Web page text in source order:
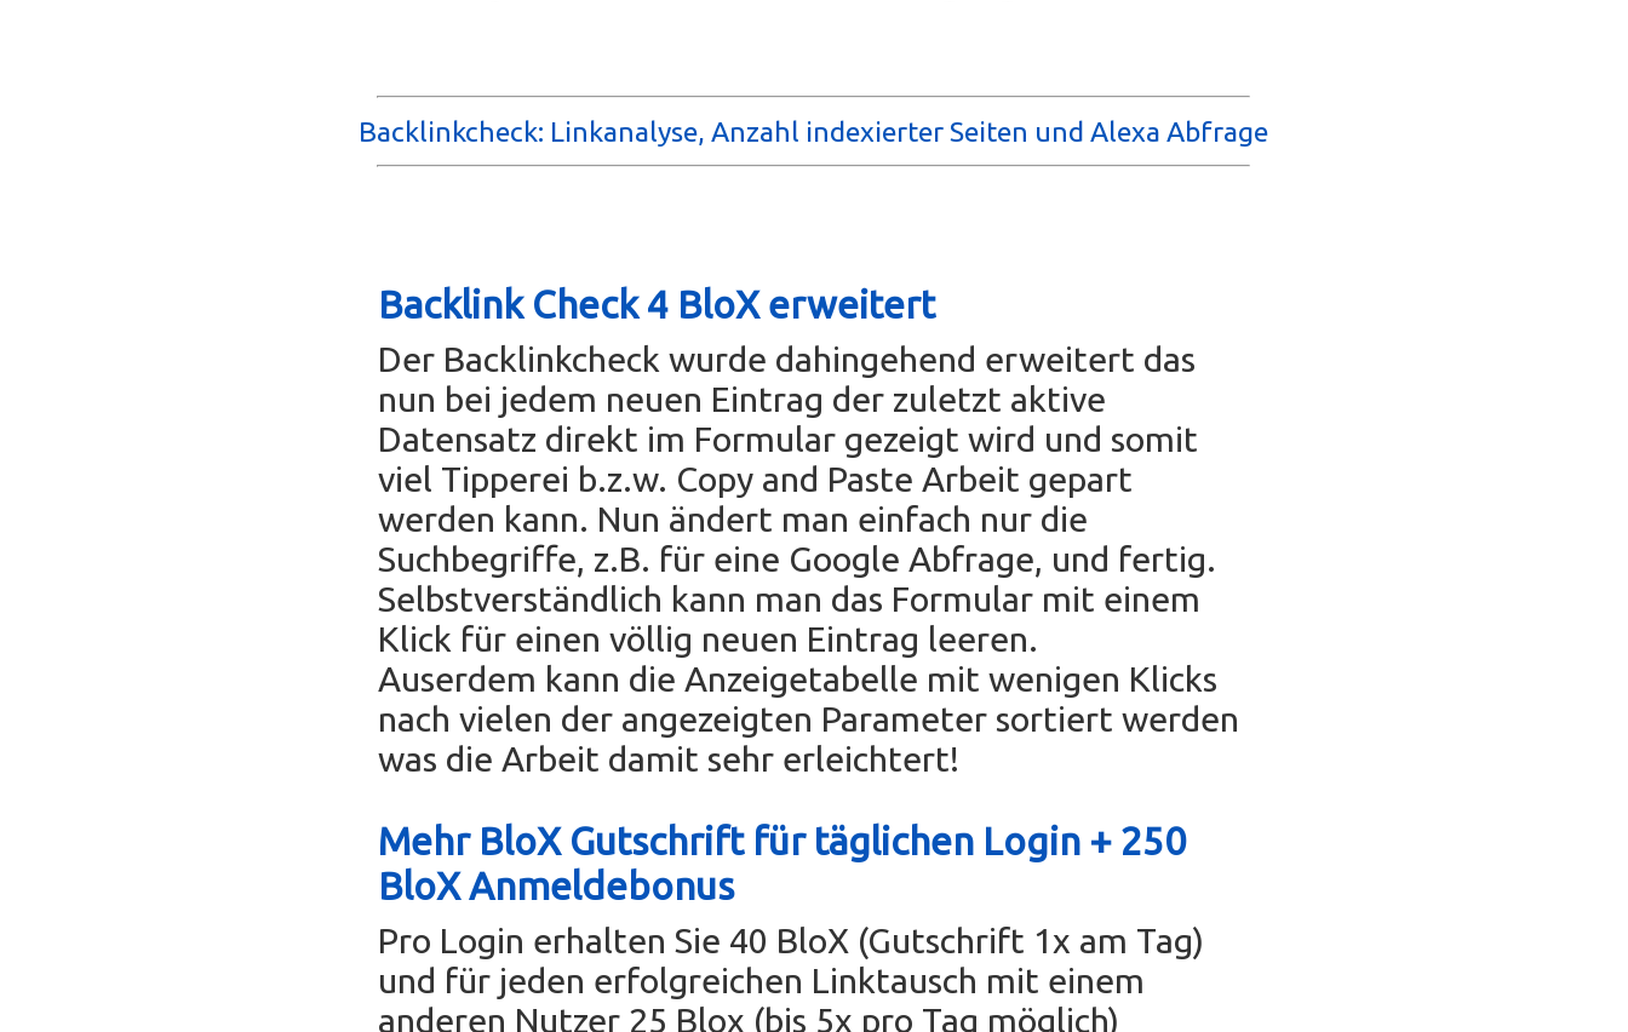
Backlinkcheck: Linkanalyse, Anzahl indexierter Seiten und Alexa Abfrage
Backlink Check 4 BloX erweitert
Der Backlinkcheck wurde dahingehend erweitert das
nun bei jedem neuen Eintrag der zuletzt aktive
Datensatz direkt im Formular gezeigt wird und somit
viel Tipperei b.z.w. Copy and Paste Arbeit gepart
werden kann. Nun ändert man einfach nur die
Suchbegriffe, z.B. für eine Google Abfrage, und fertig.
Selbstverständlich kann man das Formular mit einem
Klick für einen völlig neuen Eintrag leeren.
Auserdem kann die Anzeigetabelle mit wenigen Klicks
nach vielen der angezeigten Parameter sortiert werden
was die Arbeit damit sehr erleichtert!
Mehr BloX Gutschrift für täglichen Login + 250
BloX Anmeldebonus
Pro Login erhalten Sie 40 BloX (Gutschrift 1x am Tag)
und für jeden erfolgreichen Linktausch mit einem
anderen Nutzer 25 Blox (bis 5x pro Tag möglich)